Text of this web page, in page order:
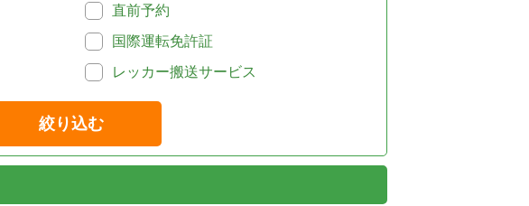
直前予約
国際運転免許証
レッカー搬送サービス
絞り込む